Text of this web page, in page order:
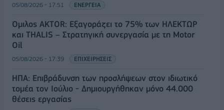
05/08/2026 - 17:51 ΕΝΕΡΓΕΙΑ
Όμιλος AKTOR: Εξαγοράζει το 75% των ΗΛΕΚΤΩΡ
και THALIS – Στρατηγική συνεργασία με τη Motor
Oil
05/08/2026 - 17:39 ΕΠΙΧΕΙΡΗΣΕΙΣ
ΗΠΑ: Επιβράδυνση των προσλήψεων στον ιδιωτικό
τομέα τον Ιούλιο - Δημιουργήθηκαν μόνο 44.000
θέσεις εργασίας